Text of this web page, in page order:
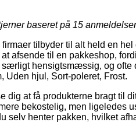
baseret på 15 anmeldelser
tilbyder til alt held en
afsende til en pakkeshop,
særligt hensigtsmæssig, og
Uden hjul, Sort-poleret, Frost.
dig at få produkterne bragt til
bekostelig, men ligeledes
selv henter pakken, hvilket